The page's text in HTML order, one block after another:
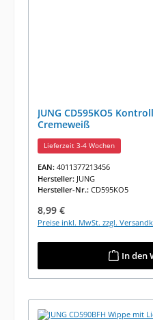
JUNG CD595KO5
Cremeweiß
Lieferzeit 3-4 Wochen
EAN: 4011377213456
Hersteller: JUNG
Hersteller-Nr.: CD595KO5
Regulärer Preis:
8,99 €
Preise inkl. MwSt. zzgl.
In den